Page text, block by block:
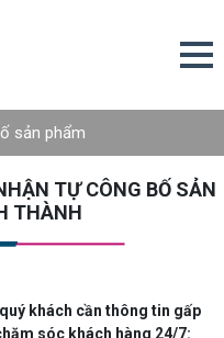
sản phẩm
TỰ CÔNG BỐ SẢN
THÀNH
khách cần thông tin gấp
sóc khách hàng 24/7: